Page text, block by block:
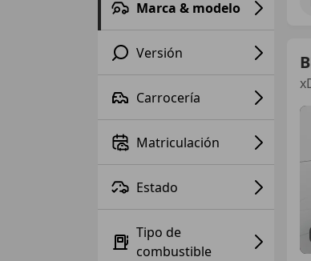
Marca & modelo
Versión
Carrocería
Matriculación
Estado
Tipo de
combustible